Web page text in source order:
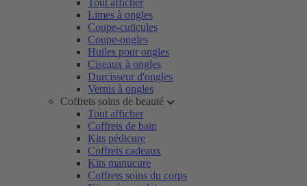
Tout afficher
Limes à ongles
Coupe-cuticules
Coupe-ongles
Huiles pour ongles
Ciseaux à ongles
Durcisseur d'ongles
Vernis à ongles
Coffrets soins de beauté
Tout afficher
Coffrets de bain
Kits pédicure
Coffrets cadeaux
Kits manucure
Coffrets soins du corps